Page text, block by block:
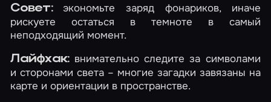
Совет:экономьте заряд фонариков, иначе
рискуете остаться в темноте в самый
неподходящий момент.
Лайфхак:внимательно следите за символами
и сторонами света – многие загадки завязаны на
карте и ориентации в пространстве.